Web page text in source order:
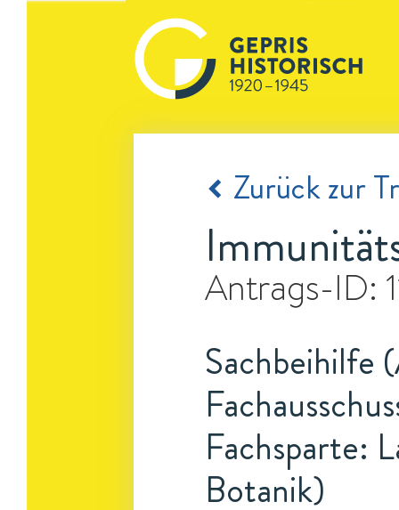
Zurück zur
Antrags-ID:
Sachbeihilfe
Fachsparte:
Botanik)